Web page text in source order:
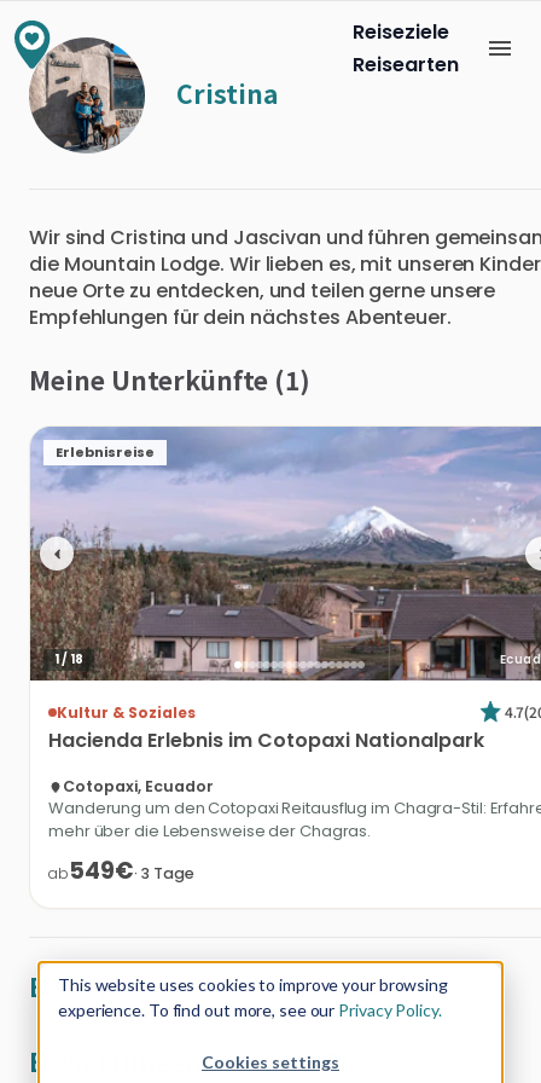
This website uses cookies to improve your browsing
experience. To find out more, see our Privacy Policy.
Cookies settings
Reiseziele
Reisearten
Cristina
Wir sind Cristina und Jascivan und führen
die Mountain Lodge. Wir lieben es, mit unseren
neue Orte zu entdecken, und teilen gerne unsere
Empfehlungen für dein nächstes Abenteuer.
Meine Unterkünfte (1)
Erlebnisreise
1/18
Kultur & Soziales 4.7(
Hacienda Erlebnis im Cotopaxi Nationalpark
Cotopaxi, Ecuador
Wanderung um den Cotopaxi Reitausflug im Chagra-Stil:
mehr über die Lebensweise der Chagras.
ab549€· 3 Tage
Bewertungen von Gästen (0)
Bewertungen als Gast (0)